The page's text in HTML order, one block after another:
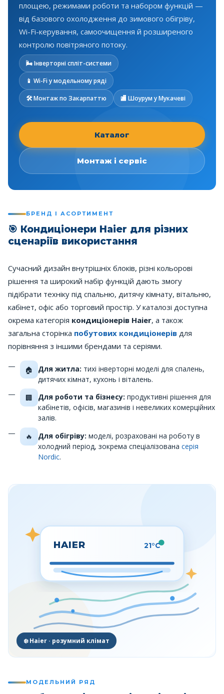
площею, режимами роботи та набором функцій —
від базового охолодження до зимового обігріву,
Wi-Fi-керування, самоочищення й розширеного
контролю повітряного потоку.
🌬️ Інверторні спліт-системи
📱 Wi-Fi у модельному ряді
🛠️ Монтаж по Закарпаттю 🏬 Шоурум у Мукачеві
Каталог
Монтаж і сервіс
БРЕНД І АСОРТИМЕНТ
🎯 Кондиціонери Haier для різних
сценаріїв використання
Сучасний дизайн внутрішніх блоків, різні кольорові
рішення та широкий набір функцій дають змогу
підібрати техніку під спальню, дитячу кімнату, вітальню,
кабінет, офіс або торговий простір. У каталозі доступна
окрема категорія кондиціонерів Haier, а також
загальна сторінка побутових кондиціонерів для
порівняння з іншими брендами та серіями.
🏠 Для житла: тихі інверторні моделі для спалень,
дитячих кімнат, кухонь і віталень.
🏢
Для роботи та бізнесу: продуктивні рішення для
кабінетів, офісів, магазинів і невеликих комерційних
залів.
🔥
Для обігріву: моделі, розраховані на роботу в
холодний період, зокрема спеціалізована серія
Nordic.
HAIER 21°C
❄️ Haier · розумний клімат
МОДЕЛЬНИЙ РЯД